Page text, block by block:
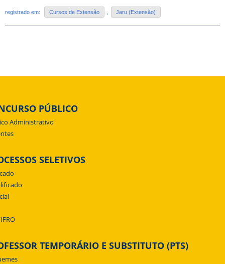
registrado em: Cursos de Extensão , Jaru (Extensão)
PÚBLICO
Administrativo
SELETIVOS
TEMPORÁRIO E SUBSTITUTO (PTS)